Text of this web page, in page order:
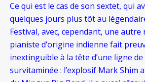
Ce qui est le cas de son sextet, qui
quelques jours plus tôt au
Festival, avec, cependant, une autre
pianiste d’origine indienne fait
inextinguible à la tête d’une ligne
survitaminée : l’explosif Mark Shim